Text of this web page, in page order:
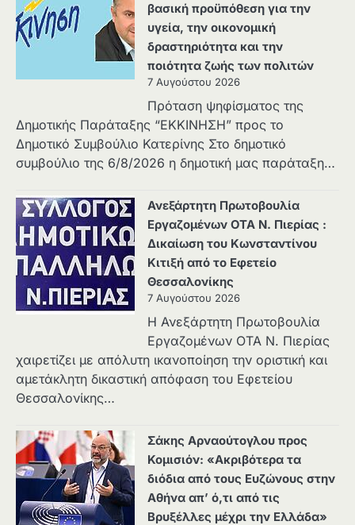
βασική προϋπόθεση για την
υγεία, την οικονομική
δραστηριότητα και την
ποιότητα ζωής των πολιτών
7 Αυγούστου 2026
Πρόταση ψηφίσματος της
Δημοτικής Παράταξης “ΕΚΚΙΝΗΣΗ” προς το
Δημοτικό Συμβούλιο Κατερίνης Στο δημοτικό
συμβούλιο της 6/8/2026 η δημοτική μας παράταξη…
Ανεξάρτητη Πρωτοβουλία
Εργαζομένων ΟΤΑ Ν. Πιερίας :
Δικαίωση του Κωνσταντίνου
Κιτιξή από το Εφετείο
Θεσσαλονίκης
7 Αυγούστου 2026
Η Ανεξάρτητη Πρωτοβουλία
Εργαζομένων ΟΤΑ Ν. Πιερίας
χαιρετίζει με απόλυτη ικανοποίηση την οριστική και
αμετάκλητη δικαστική απόφαση του Εφετείου
Θεσσαλονίκης…
Σάκης Αρναούτογλου προς
Κομισιόν: «Ακριβότερα τα
διόδια από τους Ευζώνους στην
Αθήνα απ’ ό,τι από τις
Βρυξέλλες μέχρι την Ελλάδα»